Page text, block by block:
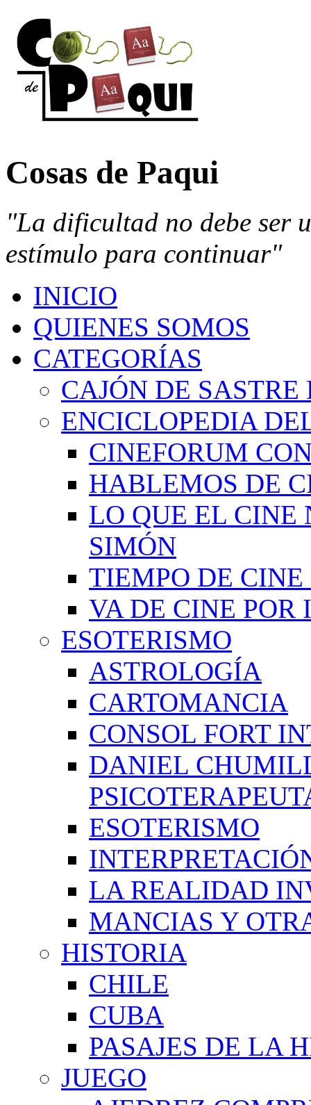
Cosas de Paqui
"La dificultad no debe ser
estímulo para continuar"
INICIO
QUIENES SOMOS
CATEGORÍAS
CAJÓN DE
ENCICLOPEDIA
CINEFORUM
HABLEMOS DE
LO QUE EL CINE
SIMÓN
TIEMPO DE
VA DE CINE
ESOTERISMO
ASTROLOGÍA
CARTOMANCIA
CONSOL FORT
DANIEL
ESOTERISMO
LA REALIDAD
MANCIAS Y
HISTORIA
CHILE
CUBA
PASAJES DE LA
JUEGO